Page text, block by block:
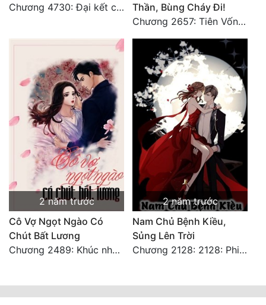
Chương 4730: Đại kết cục
Thần, Bùng Cháy Đi!
Chương 2657: Tiên Vốn Vô Lương (15). HẾT.
2 năm trước
Cô Vợ Ngọt Ngào Có
Chút Bất Lương
Chương 2489: Khúc nhạc dạo: Cuộc so đấu vô sỉ (Hoàn)
2 năm trước
Nam Chủ Bệnh Kiều,
Sủng Lên Trời
Chương 2128: 2128: Phiên Ngoại 10 Tô Cổ - Tiểu Hồng - Kết Thúc